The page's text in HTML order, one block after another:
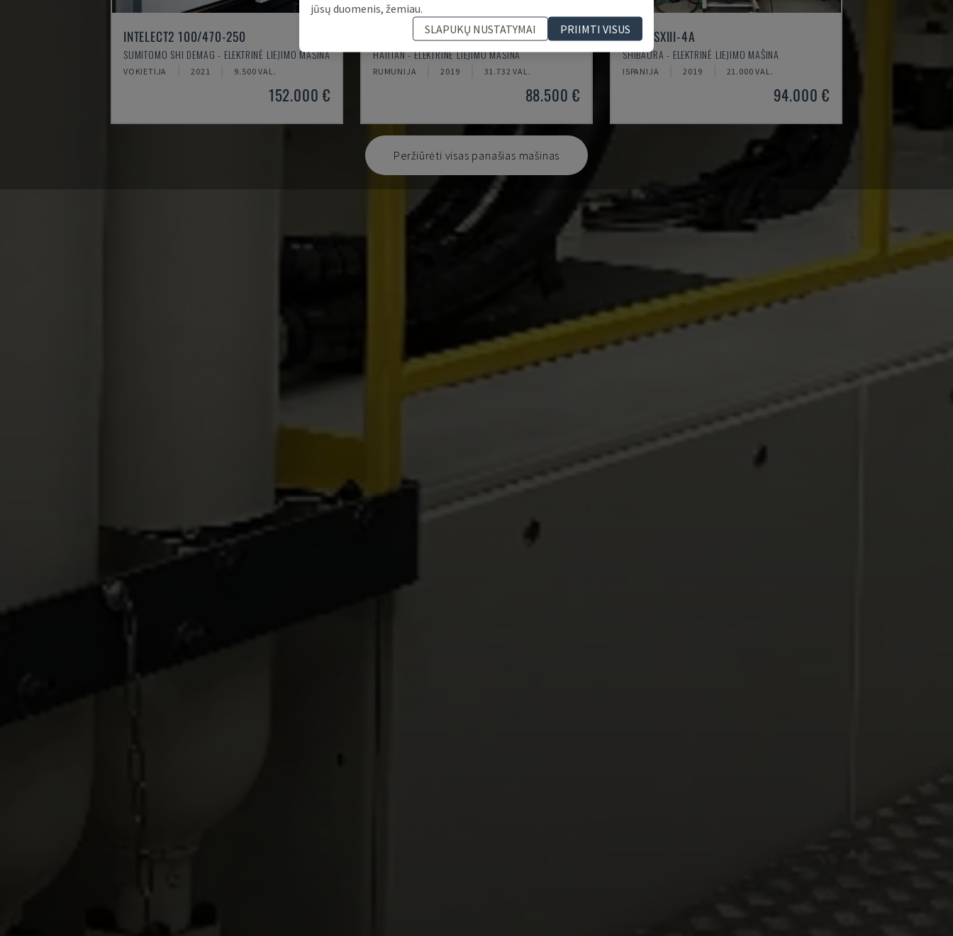
INTELECT2 100/470-250
SUMITOMO SHI DEMAG - ELEKTRINĖ LIEJIMO MAŠINA
VOKIETIJA 2021 9.500 VAL.
152.000 €
ZHAFIR ZE2300
HAITIAN - ELEKTRINĖ LIEJIMO MAŠINA
RUMUNIJA 2019 31.732 VAL.
88.500 €
EC130SXIII-4A
SHIBAURA - ELEKTRINĖ LIEJIMO MAŠINA
ISPANIJA 2019 21.000 VAL.
94.000 €
Peržiūrėti visas panašias mašinas
jūsų duomenis, žemiau.
SLAPUKŲ NUSTATYMAI
PRIIMTI VISUS